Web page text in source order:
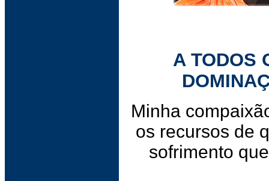
A TODOS
Minha
os recursos de
sofrimento